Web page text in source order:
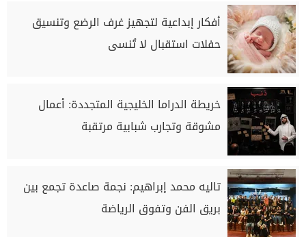
أفكار إبداعية لتجهيز غرف الرضع وتنسيق
حفلات استقبال لا تُنسى
خريطة الدراما الخليجية المتجددة: أعمال
مشوقة وتجارب شبابية مرتقبة
تاليه محمد إبراهيم: نجمة صاعدة تجمع بين
بريق الفن وتفوق الرياضة